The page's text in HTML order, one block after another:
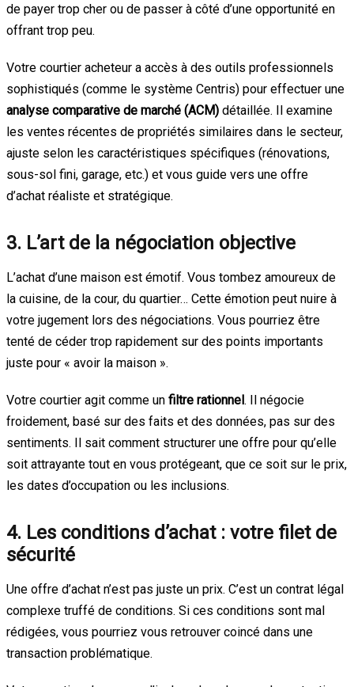
de payer trop cher ou de passer à côté d’une opportunité en
offrant trop peu.
Votre courtier acheteur a accès à des outils professionnels
sophistiqués (comme le système Centris) pour effectuer une
analyse comparative de marché (ACM) détaillée. Il examine
les ventes récentes de propriétés similaires dans le secteur,
ajuste selon les caractéristiques spécifiques (rénovations,
sous-sol fini, garage, etc.) et vous guide vers une offre
d’achat réaliste et stratégique.
3. L’art de la négociation objective
L’achat d’une maison est émotif. Vous tombez amoureux de
la cuisine, de la cour, du quartier… Cette émotion peut nuire à
votre jugement lors des négociations. Vous pourriez être
tenté de céder trop rapidement sur des points importants
juste pour « avoir la maison ».
Votre courtier agit comme un filtre rationnel. Il négocie
froidement, basé sur des faits et des données, pas sur des
sentiments. Il sait comment structurer une offre pour qu’elle
soit attrayante tout en vous protégeant, que ce soit sur le prix,
les dates d’occupation ou les inclusions.
4. Les conditions d’achat : votre filet de
sécurité
Une offre d’achat n’est pas juste un prix. C’est un contrat légal
complexe truffé de conditions. Si ces conditions sont mal
rédigées, vous pourriez vous retrouver coincé dans une
transaction problématique.